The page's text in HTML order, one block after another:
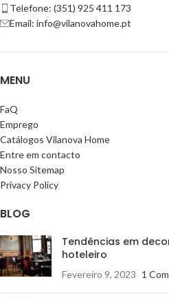
Telefone: (351) 925 411 173
Email: info@vilanovahome.pt
MENU
FaQ
Emprego
Catálogos Vilanova Home
Entre em contacto
Nosso Sitemap
Privacy Policy
BLOG
Tendências em
hoteleiro
Fevereiro 9, 2023 1